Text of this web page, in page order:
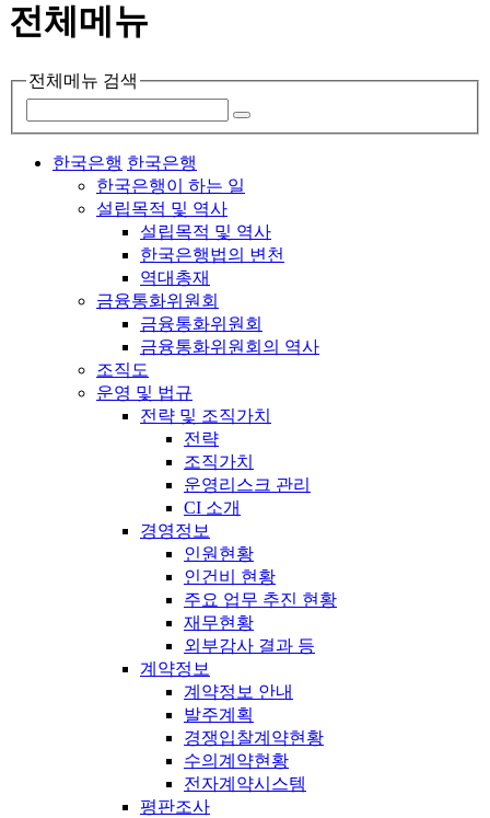
전체메뉴
전체메뉴 검색
한국은행 한국은행
한국은행이 하는 일
설립목적 및 역사
설립목적 및 역사
한국은행법의 변천
역대총재
금융통화위원회
금융통화위원회
금융통화위원회의 역사
조직도
운영 및 법규
전략 및 조직가치
전략
조직가치
운영리스크 관리
CI 소개
경영정보
인원현황
인건비 현황
주요 업무 추진 현황
재무현황
외부감사 결과 등
계약정보
계약정보 안내
발주계획
경쟁입찰계약현황
수의계약현황
전자계약시스템
평판조사